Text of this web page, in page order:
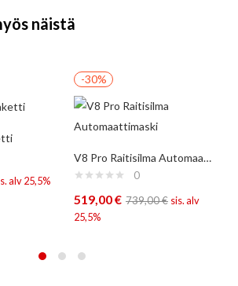
näistä
alv 25,5%
-30%
V8 Pro Raitisilma Automaattimaski
0
519,00€ 739,00€ sis. alv
25,5%